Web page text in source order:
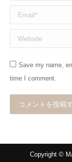
Email *
Website
Save my name,
time I comment.
コメントを投稿
Copyright ©